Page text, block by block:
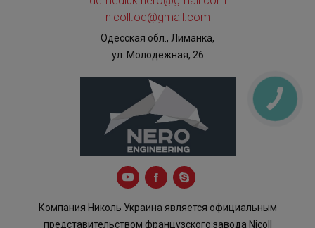
nicoll.od@gmail.com
Одесская обл., Лиманка,
ул. Молодёжная, 26
Компания Николь Украина является официальным
представительством французского завода Nicoll
КНОПКА
ЗВ'ЯЗКУ